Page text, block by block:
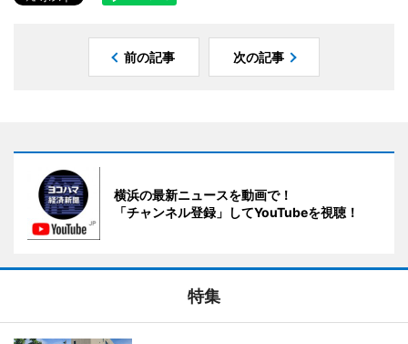
前の記事 次の記事
横浜の最新ニュースを動画で！
「チャンネル登録」してYouTubeを視聴！
特集